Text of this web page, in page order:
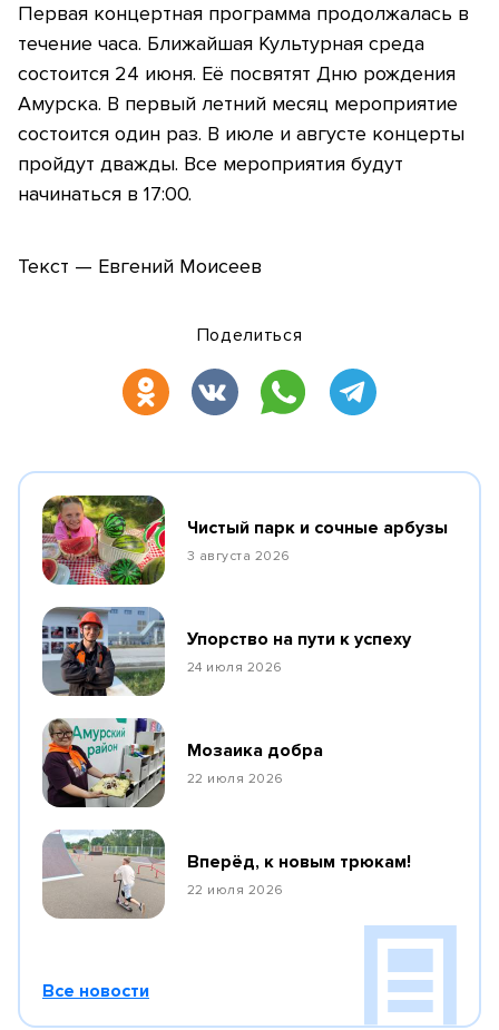
Первая концертная программа продолжалась в
течение часа. Ближайшая Культурная среда
состоится 24 июня. Её посвятят Дню рождения
Амурска. В первый летний месяц мероприятие
состоится один раз. В июле и августе концерты
пройдут дважды. Все мероприятия будут
начинаться в 17:00.
Текст — Евгений Моисеев
Поделиться
Чистый парк и сочные арбузы
3 августа 2026
Упорство на пути к успеху
24 июля 2026
Мозаика добра
22 июля 2026
Вперёд, к новым трюкам!
22 июля 2026
Все новости